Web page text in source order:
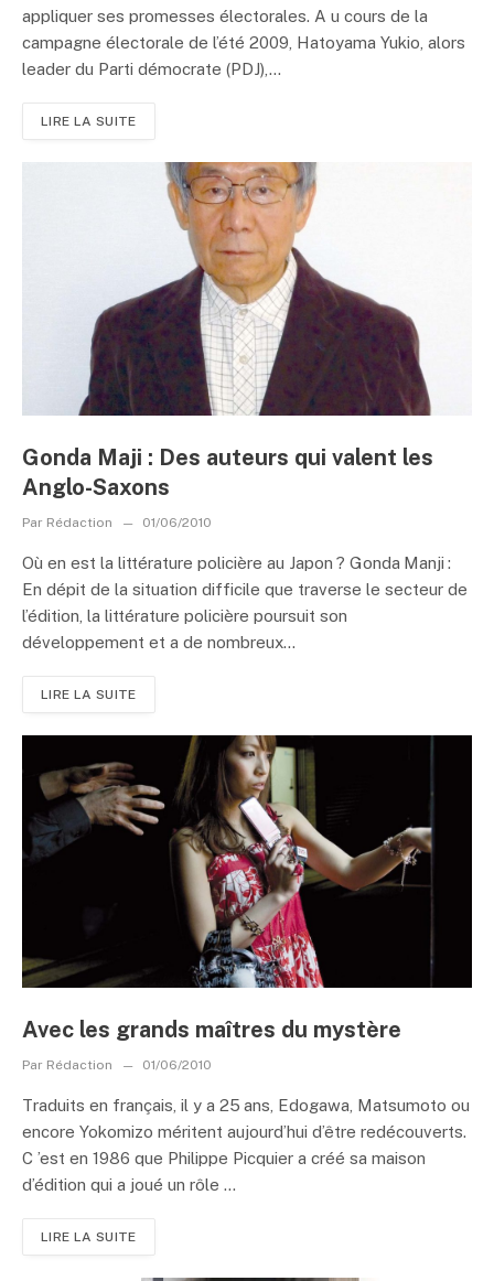
appliquer ses promesses électorales. A u cours de la
campagne électorale de l’été 2009, Hatoyama Yukio, alors
leader du Parti démocrate (PDJ),...
LIRE LA SUITE
Gonda Maji : Des auteurs qui valent les
Anglo-Saxons
Par Rédaction 01/06/2010
Où en est la littérature policière au Japon ? Gonda Manji :
En dépit de la situation difficile que traverse le secteur de
l’édition, la littérature policière poursuit son
développement et a de nombreux...
LIRE LA SUITE
Avec les grands maîtres du mystère
Par Rédaction 01/06/2010
Traduits en français, il y a 25 ans, Edogawa, Matsumoto ou
encore Yokomizo méritent aujourd’hui d’être redécouverts.
C ’est en 1986 que Philippe Picquier a créé sa maison
d’édition qui a joué un rôle ...
LIRE LA SUITE